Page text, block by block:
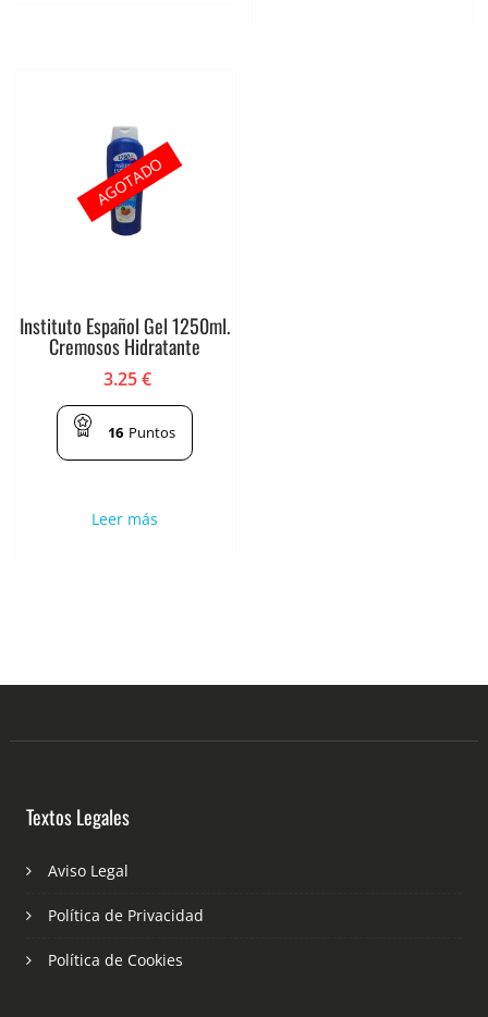
Instituto Español Gel 1250ml.
Cremosos Hidratante
3.25€
16 Puntos
Leer más
AGOTADO
Textos Legales
Aviso Legal
Política de Privacidad
Política de Cookies